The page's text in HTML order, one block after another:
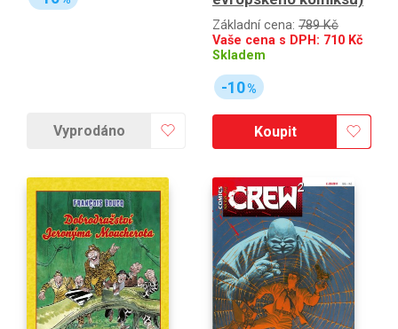
Vyprodáno
Základní cena: 789 Kč
Vaše cena s DPH: 710 Kč
Skladem
-10%
Koupit